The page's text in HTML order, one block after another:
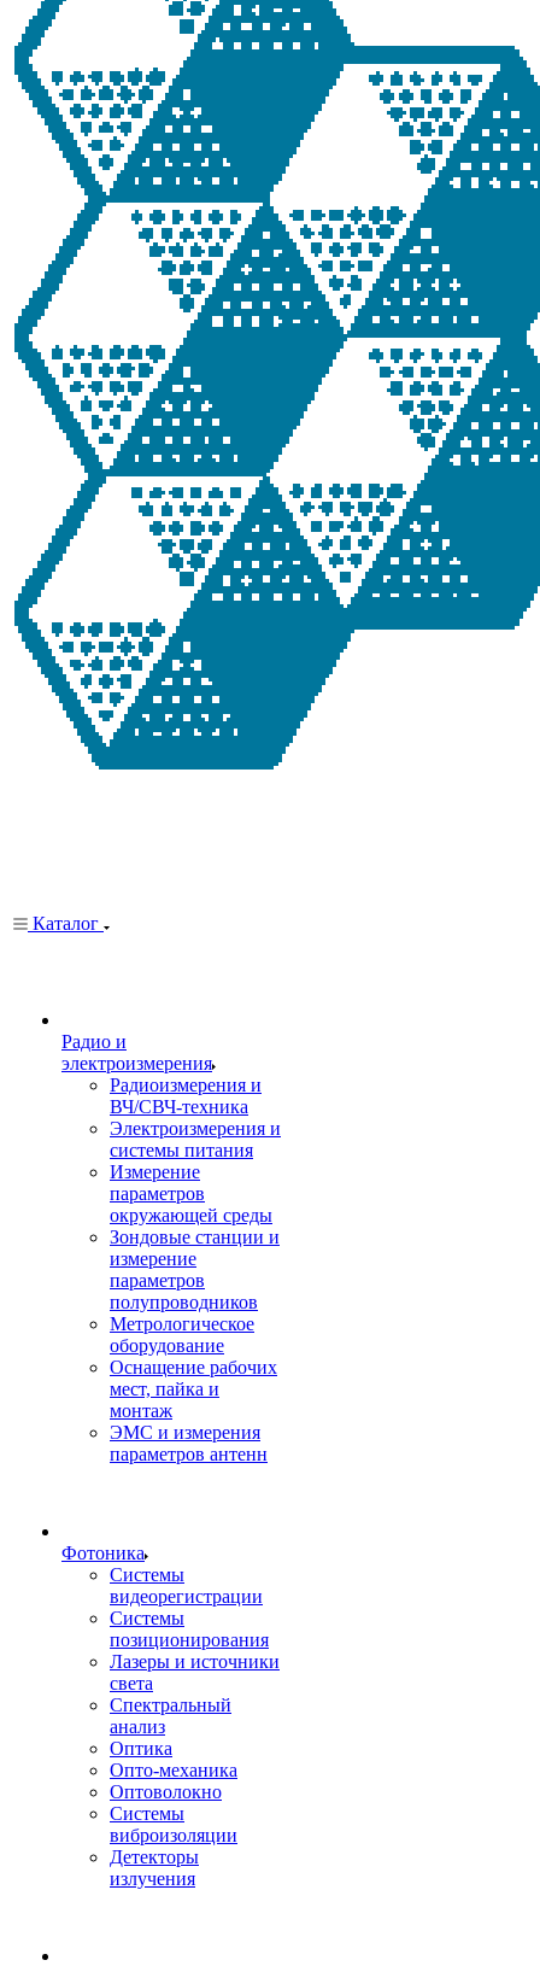
Каталог
Радио и
электроизмерения
Радиоизмерения и
ВЧ/СВЧ-техника
Электроизмерения и
системы питания
Измерение
параметров
окружающей среды
Зондовые станции и
измерение
параметров
полупроводников
Метрологическое
оборудование
Оснащение рабочих
мест, пайка и
монтаж
ЭМС и измерения
параметров антенн
Фотоника
Cистемы
видеорегистрации
Системы
позиционирования
Лазеры и источники
света
Спектральный
анализ
Оптика
Опто-механика
Оптоволокно
Системы
виброизоляции
Детекторы
излучения